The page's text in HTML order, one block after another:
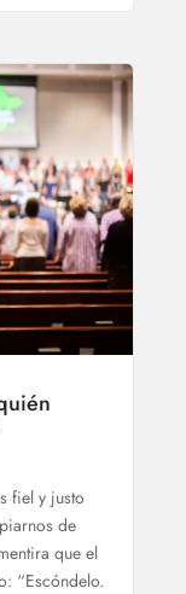
fiel y justo
de
que el
“Escóndelo.